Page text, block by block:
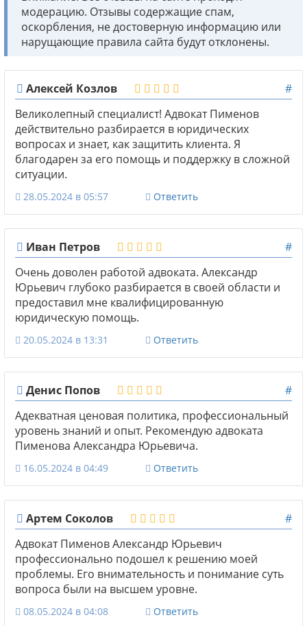
модерацию. Отзывы содержащие спам,
оскорбления, не достоверную информацию или
нарущающие правила сайта будут отклонены.
Алексей Козлов
#
Великолепный специалист! Адвокат Пименов
действительно разбирается в юридических
вопросах и знает, как защитить клиента. Я
благодарен за его помощь и поддержку в сложной
ситуации.
28.05.2024 в 05:57 Ответить
Иван Петров
#
Очень доволен работой адвоката. Александр
Юрьевич глубоко разбирается в своей области и
предоставил мне квалифицированную
юридическую помощь.
20.05.2024 в 13:31 Ответить
Денис Попов
#
Адекватная ценовая политика, профессиональный
уровень знаний и опыт. Рекомендую адвоката
Пименова Александра Юрьевича.
16.05.2024 в 04:49 Ответить
Артем Соколов
#
Адвокат Пименов Александр Юрьевич
профессионально подошел к решению моей
проблемы. Его внимательность и понимание суть
вопроса были на высшем уровне.
08.05.2024 в 04:08 Ответить